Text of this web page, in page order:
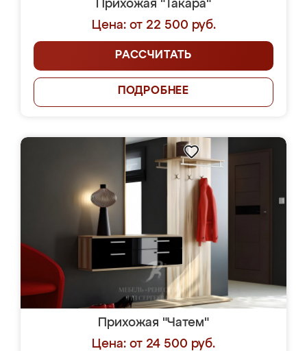
Прихожая "Такара"
Цена: от 22 500 руб.
РАССЧИТАТЬ
ПОДРОБНЕЕ
Прихожая "Чатем"
Цена: от 24 500 руб.